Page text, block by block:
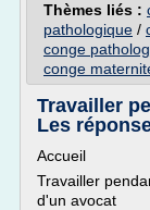
Thèmes liés :
pathologique /
conge
conge
Travailler
Les
Accueil
Travailler
d'un avocat